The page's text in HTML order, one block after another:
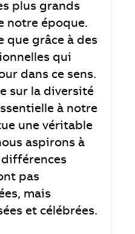
plus grands
notre époque.
que grâce à des
qui
dans ce sens.
sur la diversité
à notre
une véritable
aspirons à
différences
pas
mais
et célébrées.